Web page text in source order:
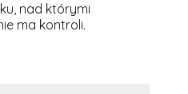
nad którymi
ma kontroli.